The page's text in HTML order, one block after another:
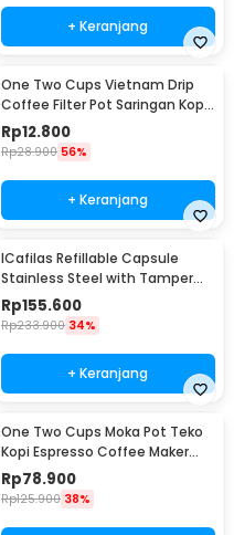
+ Keranjang
One Two Cups Vietnam Drip
Coffee Filter Pot Saringan Kopi
124ml 7Q - LC1
Rp12.800
Rp28.900 56%
+ Keranjang
ICafilas Refillable Capsule
Stainless Steel with Tamper
for Nespresso - F456
Rp155.600
Rp233.900 34%
+ Keranjang
One Two Cups Moka Pot Teko
Kopi Espresso Coffee Maker
Stovetop 6 Cup 300ml - Z21
Rp78.900
Rp125.900 38%